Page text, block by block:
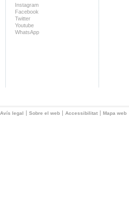
Instagram
Facebook
Twitter
Youtube
WhatsApp
Avís legal Sobre el web Accessibilitat Mapa web